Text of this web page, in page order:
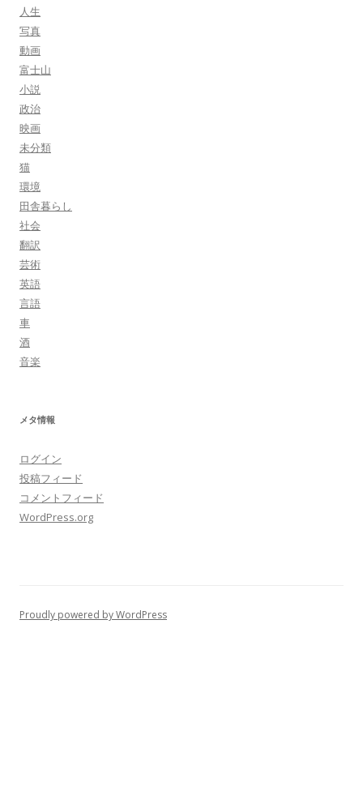
人生
写真
動画
富士山
小説
政治
映画
未分類
猫
環境
田舎暮らし
社会
翻訳
芸術
英語
言語
車
酒
音楽
メタ情報
ログイン
投稿フィード
コメントフィード
WordPress.org
Proudly powered by WordPress